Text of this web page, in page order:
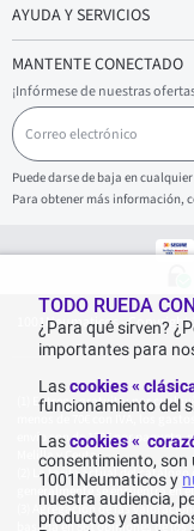
AYUDA Y SERVICIOS
MANTENTE CONECTADO
¡Infórmese de nuestras
C
o
r
r
e
o
l
Puede darse de baja en
Para obtener más información,
1001Neumaticos -
Entrega gratuita: por
menos de 70€ con IVA, los
envío son de 120€ por
Melilla y Ceuta.
La tarifa actual del catálogo
generalmente se encuentra en
Agregación de las
basada en 861 opiniones de
TODO RUEDA
¿Para qué sirven?
importantes para
Lascookies «
funcionamiento del
Lascookies «
consentimiento, son
1001Neumaticos y
nuestra audiencia,
productos y